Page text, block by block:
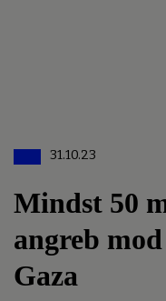
31.10.23
Mindst 50
angreb
Gaza